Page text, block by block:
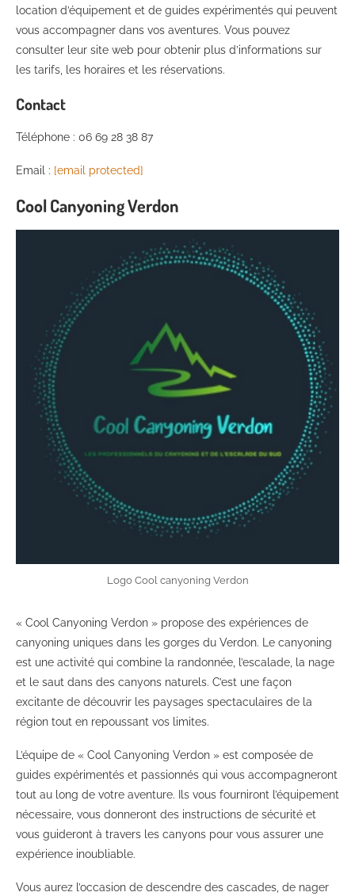
location d’équipement et de guides expérimentés qui peuvent
vous accompagner dans vos aventures. Vous pouvez
consulter leur site web pour obtenir plus d’informations sur
les tarifs, les horaires et les réservations.
Contact
Téléphone : 06 69 28 38 87
Email : [email protected]
Cool Canyoning Verdon
Logo Cool canyoning Verdon
« Cool Canyoning Verdon » propose des expériences de
canyoning uniques dans les gorges du Verdon. Le canyoning
est une activité qui combine la randonnée, l’escalade, la nage
et le saut dans des canyons naturels. C’est une façon
excitante de découvrir les paysages spectaculaires de la
région tout en repoussant vos limites.
L’équipe de « Cool Canyoning Verdon » est composée de
guides expérimentés et passionnés qui vous accompagneront
tout au long de votre aventure. Ils vous fourniront l’équipement
nécessaire, vous donneront des instructions de sécurité et
vous guideront à travers les canyons pour vous assurer une
expérience inoubliable.
Vous aurez l’occasion de descendre des cascades, de nager